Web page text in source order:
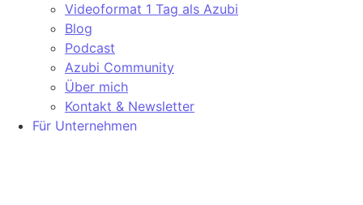
Videoformat 1 Tag als Azubi
Blog
Podcast
Azubi Community
Über mich
Kontakt & Newsletter
Für Unternehmen